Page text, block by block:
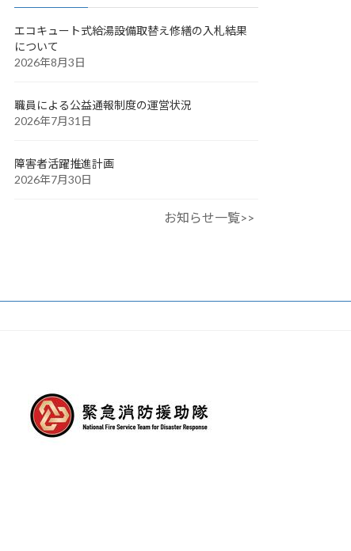
エコキュート式給湯設備取替え修繕の入札結果
について
2026年8月3日
職員による公益通報制度の運営状況
2026年7月31日
障害者活躍推進計画
2026年7月30日
お知らせ一覧>>